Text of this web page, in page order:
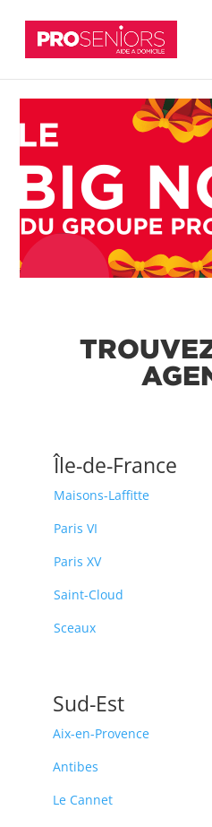
Île-de-France
Maisons-Laffitte
Paris VI
Paris XV
Saint-Cloud
Sceaux
Sud-Est
Aix-en-Provence
Antibes
Le Cannet